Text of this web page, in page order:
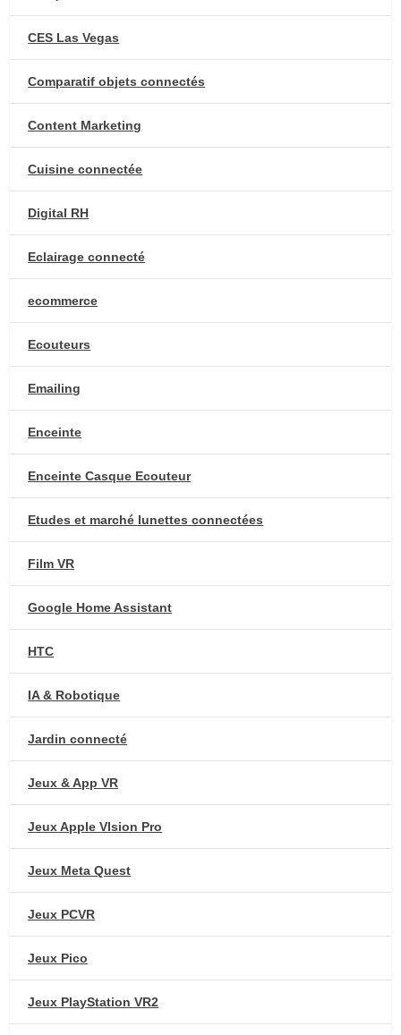
CES Las Vegas
Comparatif objets connectés
Content Marketing
Cuisine connectée
Digital RH
Eclairage connecté
ecommerce
Ecouteurs
Emailing
Enceinte
Enceinte Casque Ecouteur
Etudes et marché lunettes connectées
Film VR
Google Home Assistant
HTC
IA & Robotique
Jardin connecté
Jeux & App VR
Jeux Apple VIsion Pro
Jeux Meta Quest
Jeux PCVR
Jeux Pico
Jeux PlayStation VR2